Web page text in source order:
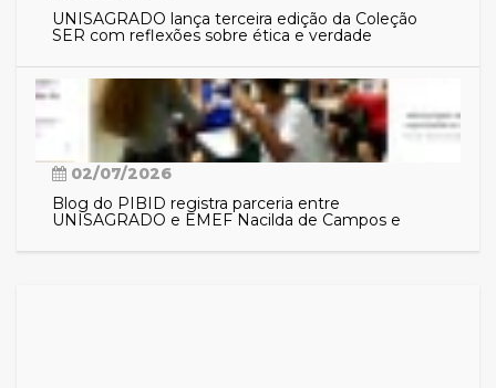
UNISAGRADO lança terceira edição da Coleção
SER com reflexões sobre ética e verdade
02/07/2026
Blog do PIBID registra parceria entre
UNISAGRADO e EMEF Nacilda de Campos e